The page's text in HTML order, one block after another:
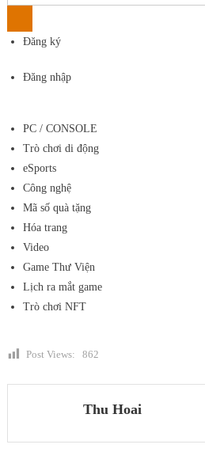
Đăng ký
Đăng nhập
PC / CONSOLE
Trò chơi di động
eSports
Công nghệ
Mã số quà tặng
Hóa trang
Video
Game Thư Viện
Lịch ra mắt game
Trò chơi NFT
Post Views: 862
Thu Hoai